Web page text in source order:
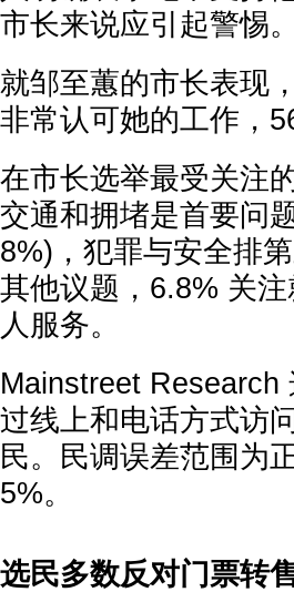
市长来说应引起警惕
就邹至蕙的市长表现
非常认可她的工作，
在市长选举最受关注
交通和拥堵是首要问
8%)，犯罪与安全排
其他议题，6.8% 关
人服务。
Mainstreet Research
过线上和电话方式访
民。民调误差范围为
5%。
选民多数反对门票转